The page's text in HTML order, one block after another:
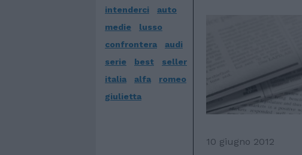
intenderci
auto
medie
lusso
confrontera
audi
serie
best
seller
italia
alfa
romeo
giulietta
10 giugno 2012